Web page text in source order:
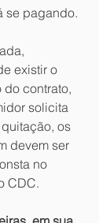
se pagando.
existir o
contrato,
solicita
os
devem ser
no
CDC.